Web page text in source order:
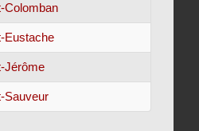
Colomban
Eustache
Jérôme
Sauveur